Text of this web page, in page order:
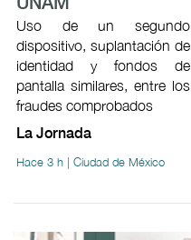
Uso de un segundo
dispositivo, suplantación de
identidad y fondos de
pantalla similares, entre los
fraudes comprobados
La Jornada
Hace 3 h | Ciudad de México